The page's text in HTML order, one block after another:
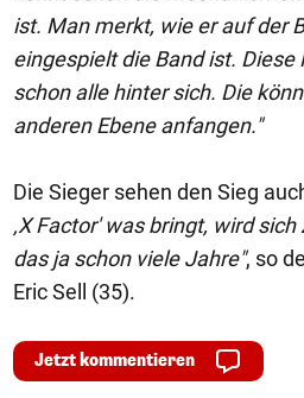
ist. Man merkt, wie er auf der
eingespielt die Band ist. Diese
schon alle hinter sich. Die
anderen Ebene anfangen."
Die Sieger sehen den Sieg
‚X Factor' was bringt, wird
das ja schon viele Jahre", so
Eric Sell (35).
Jetzt kommentieren